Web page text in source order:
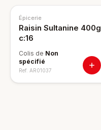
Épicerie
Raisin Sultanine 400g
c:16
Colis de Non
spécifié
Ref. AR01037